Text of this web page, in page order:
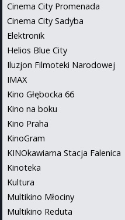
Cinema City Promenada
Cinema City Sadyba
Elektronik
Helios Blue City
Iluzjon Filmoteki Narodowej
IMAX
Kino Głębocka 66
Kino na boku
Kino Praha
KinoGram
KINOkawiarna Stacja Falenica
Kinoteka
Kultura
Multikino Młociny
Multikino Reduta